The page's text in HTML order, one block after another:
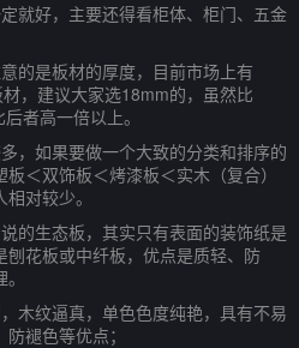
好，主要还得看柜体、柜门、五金
是板材的厚度，目前市场上有
，建议大家选18mm的，虽然比
者高一倍以上。
如果要做一个大致的分类和排序的
＜双饰板＜烤漆板＜实木（复合）
对较少。
生态板，其实只有表面的装饰纸是
花板或中纤板，优点是质轻、防
纹逼真，单色色度纯艳，具有不易
褪色等优点；